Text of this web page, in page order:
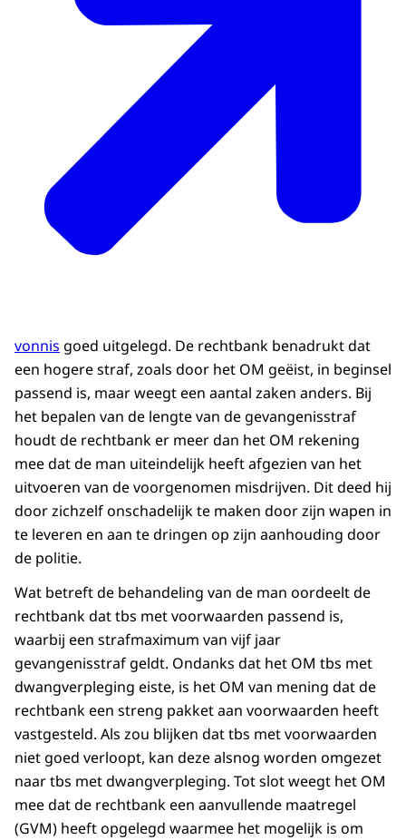
vonnis goed uitgelegd. De rechtbank benadrukt dat
een hogere straf, zoals door het OM geëist, in beginsel
passend is, maar weegt een aantal zaken anders. Bij
het bepalen van de lengte van de gevangenisstraf
houdt de rechtbank er meer dan het OM rekening
mee dat de man uiteindelijk heeft afgezien van het
uitvoeren van de voorgenomen misdrijven. Dit deed hij
door zichzelf onschadelijk te maken door zijn wapen in
te leveren en aan te dringen op zijn aanhouding door
de politie.
Wat betreft de behandeling van de man oordeelt de
rechtbank dat tbs met voorwaarden passend is,
waarbij een strafmaximum van vijf jaar
gevangenisstraf geldt. Ondanks dat het OM tbs met
dwangverpleging eiste, is het OM van mening dat de
rechtbank een streng pakket aan voorwaarden heeft
vastgesteld. Als zou blijken dat tbs met voorwaarden
niet goed verloopt, kan deze alsnog worden omgezet
naar tbs met dwangverpleging. Tot slot weegt het OM
mee dat de rechtbank een aanvullende maatregel
(GVM) heeft opgelegd waarmee het mogelijk is om